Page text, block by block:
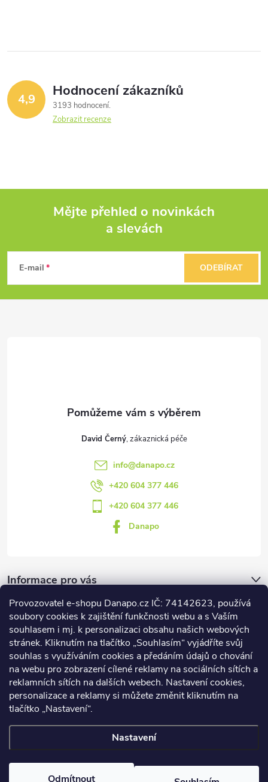
Provozovatel e-shopu Danapo.cz IČ: 74142623, používá
soubory cookies k zajištění funkčnosti webu a s Vaším
souhlasem i mj. k personalizaci obsahu našich webových
stránek. Kliknutím na tlačítko „Souhlasím“ vyjádříte svůj
souhlas s využíváním cookies a předáním údajů o chování
na webu pro zobrazení cílené reklamy na sociálních sítích a
reklamních sítích na dalších webech. Nastavení cookies,
personalizace a reklamy si můžete změnit kliknutím na
tlačítko „Nastavení“.
Nastavení
Odmítnout
4,9 Hodnocení zákazníků
3193 hodnocení
Zobrazit recenze
p
Mějte přehled o novinkách
a slevách
E-mail ODEBÍRAT
David Černý
info@danapo.cz
+420 604 377 446
+420 604 377 446
Danapo
Informace pro vás
Dotazník
Co upřednosťnujete?
Počet hlasů:437
Facebook
Upravit nastavení cookies